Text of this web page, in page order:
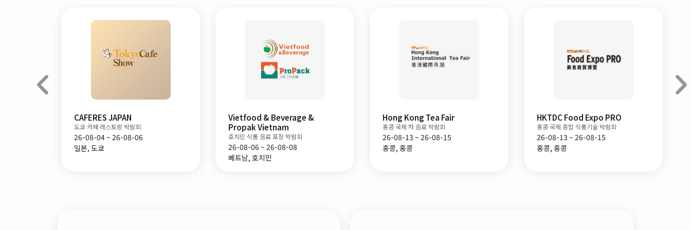
CAFERES JAPAN
도쿄 카페 레스토랑 박람회
26-08-04 ~ 26-08-06
일본, 도쿄
Vietfood & Beverage &
Propak Vietnam
호치민 식품 음료 포장 박람회
26-08-06 ~ 26-08-08
베트남, 호치민
Hong Kong Tea Fair
홍콩 국제 차 음료 박람회
26-08-13 ~ 26-08-15
홍콩, 홍콩
HKTDC Food Expo PRO
홍콩 국제 종합 식품기술 박람회
26-08-13 ~ 26-08-15
홍콩, 홍콩